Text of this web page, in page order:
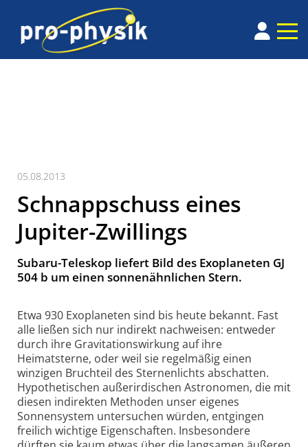
05.08.2013
Schnappschuss eines
Jupiter-Zwillings
Subaru-Teleskop liefert Bild des Exoplaneten GJ
504 b um einen sonnenähnlichen Stern.
Etwa 930 Exoplaneten sind bis heute bekannt. Fast
alle ließen sich nur indirekt nachweisen: entweder
durch ihre Gravitationswirkung auf ihre
Heimatsterne, oder weil sie regelmäßig einen
winzigen Bruchteil des Sternenlichts abschatten.
Hypothetischen außerirdischen Astronomen, die mit
diesen indirekten Methoden unser eigenes
Sonnensystem untersuchen würden, entgingen
freilich wichtige Eigenschaften. Insbesondere